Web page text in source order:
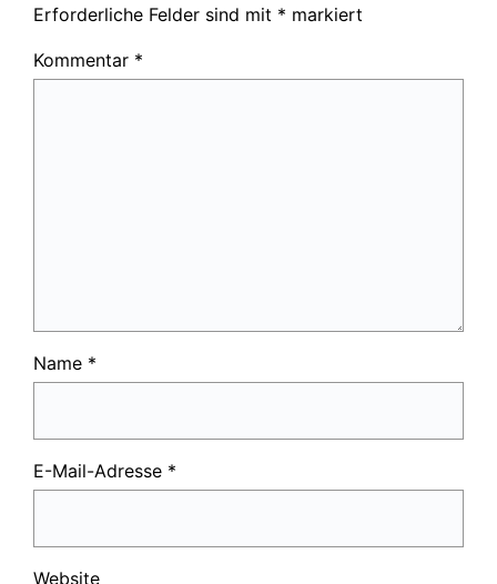
Erforderliche Felder sind mit * markiert
Kommentar *
Name *
E-Mail-Adresse *
Website